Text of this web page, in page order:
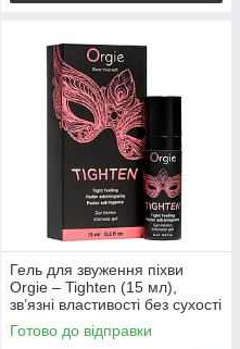
Гель для звуження піхви
Orgie – Tighten (15 мл),
зв’язні властивості без сухості
Готово до відправки